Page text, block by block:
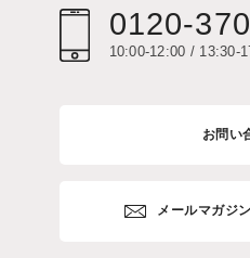
0120-
10:00-12:00 / 13:30-
お問い
メールマガジ